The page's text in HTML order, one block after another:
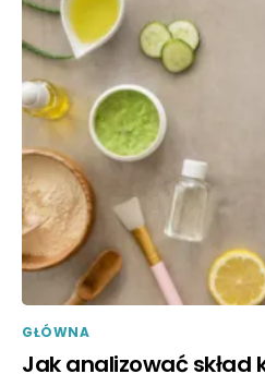
GŁÓWNA
Jak analizować skład